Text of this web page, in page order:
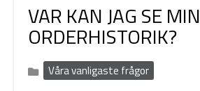
VAR KAN JAG SE MIN
ORDERHISTORIK?
Våra vanligaste frågor